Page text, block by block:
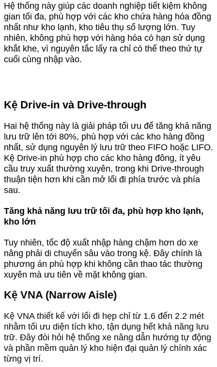
Hệ thống này giúp các doanh nghiệp tiết kiệm không
gian tối đa, phù hợp với các kho chứa hàng hóa đồng
nhất như kho lạnh, kho tiêu thụ số lượng lớn. Tuy
nhiên, không phù hợp với hàng hóa có hạn sử dụng
khắt khe, vì nguyên tắc lấy ra chỉ có thể theo thứ tự
cuối cùng nhập vào.
Kệ Drive-in và Drive-through
Hai hệ thống này là giải pháp tối ưu để tăng khả năng
lưu trữ lên tới 80%, phù hợp với các kho hàng đồng
nhất, sử dụng nguyên lý lưu trữ theo FIFO hoặc LIFO.
Kệ Drive-in phù hợp cho các kho hàng đông, ít yêu
cầu truy xuất thường xuyên, trong khi Drive-through
thuận tiện hơn khi cần mở lối đi phía trước và phía
sau.
Tăng khả năng lưu trữ tối đa, phù hợp kho lạnh,
kho lớn
Tuy nhiên, tốc độ xuất nhập hàng chậm hơn do xe
nâng phải di chuyển sâu vào trong kệ. Đây chính là
phương án phù hợp khi không cần thao tác thường
xuyên mà ưu tiên về mặt không gian.
Kệ VNA (Narrow Aisle)
Kệ VNA thiết kế với lối đi hẹp chỉ từ 1.6 đến 2.2 mét
nhằm tối ưu diện tích kho, tận dụng hết khả năng lưu
trữ. Đây đòi hỏi hệ thống xe nâng dẫn hướng tự động
và phần mềm quản lý kho hiện đại quản lý chính xác
từng vị trí.